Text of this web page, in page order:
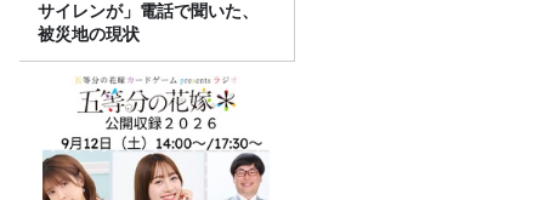
サイレンが」電話で聞いた、
被災地の現状